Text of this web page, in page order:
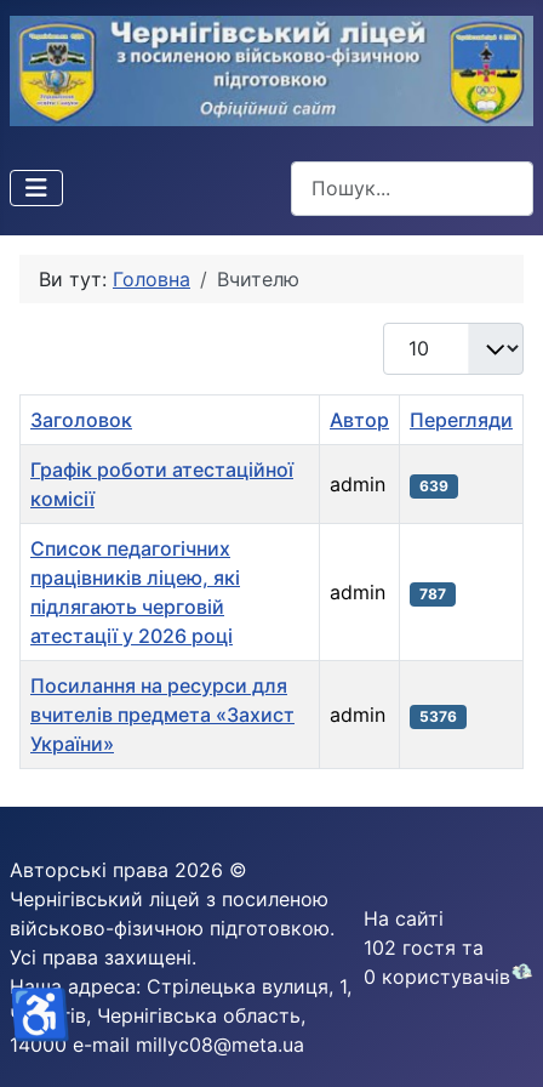
Пошук
Ви тут: Головна Вчителю
Показувати
Заголовок Автор Перегляди
Графік роботи атестаційної
комісії
admin 639
Список педагогічних
працівників ліцею, які
підлягають черговій
атестації у 2026 році
admin 787
Посилання на ресурси для
вчителів предмета «Захист
України»
admin 5376
Авторські права 2026 ©
Чернігівський ліцей з посиленою
військово-фізичною підготовкою.
Усі права захищені.
Наша адреса: Стрілецька вулиця, 1,
Чернігів, Чернігівська область,
14000 e-mail millyc08@meta.ua
На сайті
102 гостя та
0 користувачів